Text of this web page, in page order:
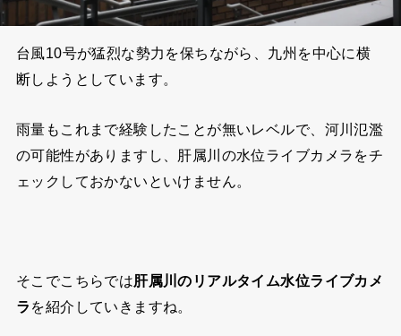
台風10号が猛烈な勢力を保ちながら、九州を中心に横
断しようとしています。
雨量もこれまで経験したことが無いレベルで、河川氾濫
の可能性がありますし、肝属川の水位ライブカメラをチ
ェックしておかないといけません。
そこでこちらでは 肝属川のリアルタイム水位ライブカメ
ラ を紹介していきますね。